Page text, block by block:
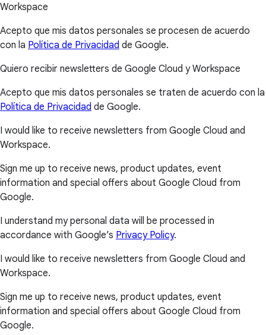
Workspace
Acepto que mis datos personales se procesen de acuerdo
con la Política de Privacidad de Google.
Quiero recibir newsletters de Google Cloud y Workspace
Acepto que mis datos personales se traten de acuerdo con la
Política de Privacidad de Google.
I would like to receive newsletters from Google Cloud and
Workspace.
Sign me up to receive news, product updates, event
information and special offers about Google Cloud from
Google.
I understand my personal data will be processed in
accordance with Google’s Privacy Policy.
I would like to receive newsletters from Google Cloud and
Workspace.
Sign me up to receive news, product updates, event
information and special offers about Google Cloud from
Google.